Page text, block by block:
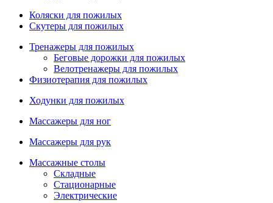
Коляски для пожилых
Скутеры для пожилых
Тренажеры для пожилых
Беговые дорожки для пожилых
Велотренажеры для пожилых
Физиотерапия для пожилых
Ходунки для пожилых
Массажеры для ног
Массажеры для рук
Массажные столы
Складные
Стационарные
Электрические